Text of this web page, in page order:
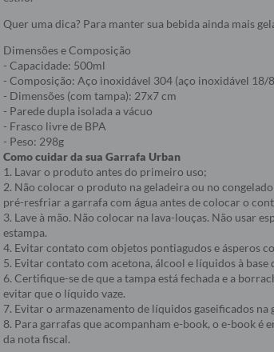
Quer uma dica? Para manter sua bebida ainda mais
Dimensões e Composição
- Capacidade: 500ml
- Composição: Aço inoxidável 304 (aço inoxidável 18/
- Dimensões (com tampa): 27x7 cm
- Parede dupla isolada a vácuo
- Frasco livre de BPA
- Peso: 298g
Como cuidar da sua Garrafa Urban
1. Lavar o produto antes do primeiro uso;
2. Não colocar o produto na geladeira ou no
pré-resfriar a garrafa com água antes de colocar o
3. Lave à mão. Não colocar na lava-louças. Não usar
estampa.
4. Evitar contato com objetos pontiagudos e ásperos
5. Evitar contato com acetona, álcool e líquidos à base
6. Certifique-se de que a tampa está fechada e a
evitar que o líquido vaze.
7. Evitar o armazenamento de líquidos gaseificados na
8. Para garrafas que acompanham e-book, o e-book é
da nota fiscal.